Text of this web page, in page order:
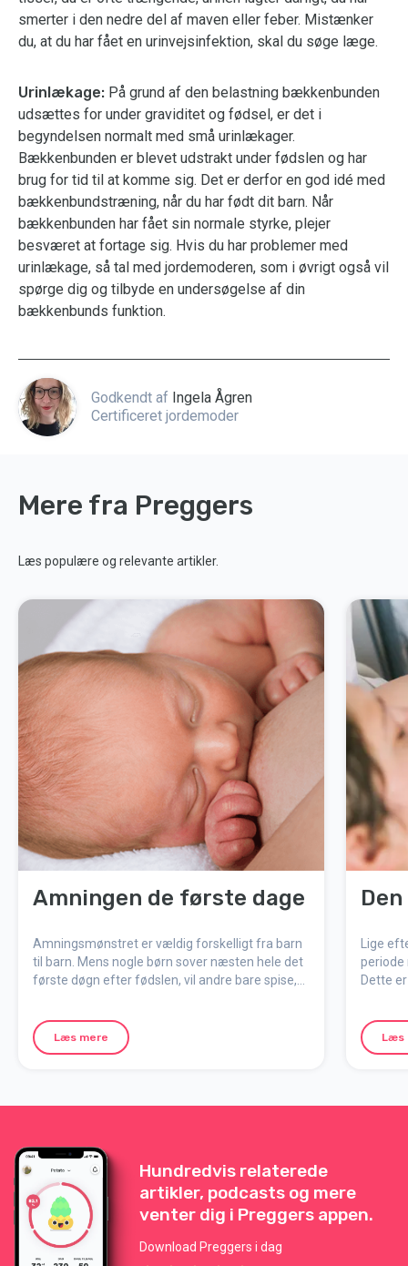
smerter i den nedre del af maven eller feber. Mistænker
du, at du har fået en urinvejsinfektion, skal du søge læge.
Urinlækage: På grund af den belastning bækkenbunden
udsættes for under graviditet og fødsel, er det i
begyndelsen normalt med små urinlækager.
Bækkenbunden er blevet udstrakt under fødslen og har
brug for tid til at komme sig. Det er derfor en god idé med
bækkenbundstræning, når du har født dit barn. Når
bækkenbunden har fået sin normale styrke, plejer
besværet at fortage sig. Hvis du har problemer med
urinlækage, så tal med jordemoderen, som i øvrigt også vil
spørge dig og tilbyde en undersøgelse af din
bækkenbunds funktion.
Godkendt af Ingela Ågren
Certificeret jordemoder
Mere fra Preggers
Læs populære og relevante artikler.
Amningen de første dage
Amningsmønstret er vældig forskelligt fra barn
til barn. Mens nogle børn sover næsten hele det
første døgn efter fødslen, vil andre bare spise,
sig selv, så få lidt søvn samt noget at spise og
drikke, når muligheden byder sig.
Læs mere
Lige
periode
Dette
barnet
Læs
Hundredvis relaterede
artikler, podcasts og mere
venter dig i Preggers appen.
Download Preggers i dag